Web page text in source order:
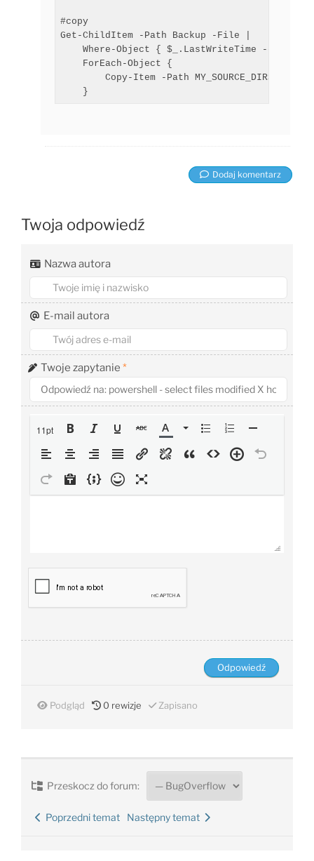
#copy
Get-ChildItem -Path Backup -File |
Where-Object { $_.LastWriteTime -gt
    ForEach-Object {
Copy-Item -Path MY_SOURCE_DIR$_ -
Dodaj komentarz
Twoja odpowiedź
Nazwa autora
E-mail autora
Twoje zapytanie *
11pt
Podgląd 0 rewizje Zapisano
Przeskocz do forum:
Poprzedni temat Następny temat